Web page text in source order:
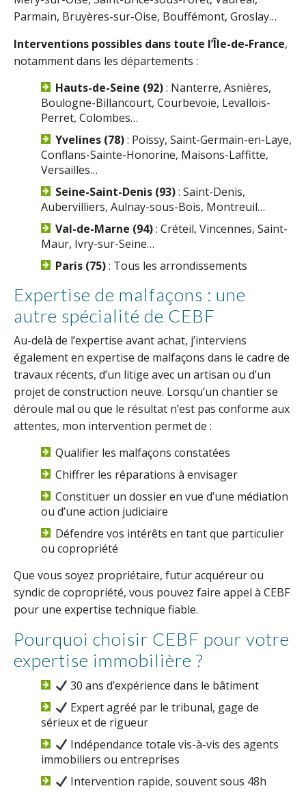
Parmain, Bruyères-sur-Oise, Bouffémont, Groslay…
Interventions possibles dans toute l’Île-de-France,
notamment dans les départements :
Hauts-de-Seine (92): Nanterre, Asnières,
Boulogne-Billancourt, Courbevoie, Levallois-
Perret, Colombes…
Yvelines (78): Poissy, Saint-Germain-en-Laye,
Conflans-Sainte-Honorine, Maisons-Laffitte,
Versailles…
Seine-Saint-Denis (93): Saint-Denis,
Aubervilliers, Aulnay-sous-Bois, Montreuil…
Val-de-Marne (94): Créteil, Vincennes, Saint-
Maur, Ivry-sur-Seine…
Paris (75): Tous les arrondissements
Expertise de malfaçons : une
autre spécialité de CEBF
Au-delà de l’expertise avant achat, j’interviens
également en expertise de malfaçons dans le cadre de
travaux récents, d’un litige avec un artisan ou d’un
projet de construction neuve. Lorsqu’un chantier se
déroule mal ou que le résultat n’est pas conforme aux
attentes, mon intervention permet de :
Qualifier les malfaçons constatées
Chiffrer les réparations à envisager
Constituer un dossier en vue d’une médiation
ou d’une action judiciaire
Défendre vos intérêts en tant que particulier
ou copropriété
Que vous soyez propriétaire, futur acquéreur ou
syndic de copropriété, vous pouvez faire appel à CEBF
pour une expertise technique fiable.
Pourquoi choisir CEBF pour votre
expertise immobilière ?
30 ans d’expérience dans le bâtiment
Expert agréé par le tribunal, gage de
sérieux et de rigueur
Indépendance totale vis-à-vis des agents
immobiliers ou entreprises
Intervention rapide, souvent sous 48h